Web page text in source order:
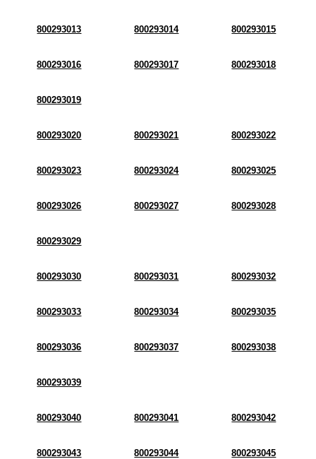
800293013 800293014 800293015
800293016 800293017 800293018
800293019
800293020 800293021 800293022
800293023 800293024 800293025
800293026 800293027 800293028
800293029
800293030 800293031 800293032
800293033 800293034 800293035
800293036 800293037 800293038
800293039
800293040 800293041 800293042
800293043 800293044 800293045